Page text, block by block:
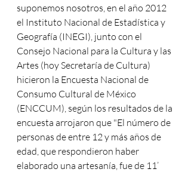
suponemos nosotros, en el año 2012
el Instituto Nacional de Estadística y
Geografía (INEGI), junto con el
Consejo Nacional para la Cultura y las
Artes (hoy Secretaría de Cultura)
hicieron la Encuesta Nacional de
Consumo Cultural de México
(ENCCUM), según los resultados de la
encuesta arrojaron que "El número de
personas de entre 12 y más años de
edad, que respondieron haber
elaborado una artesanía, fue de 11’